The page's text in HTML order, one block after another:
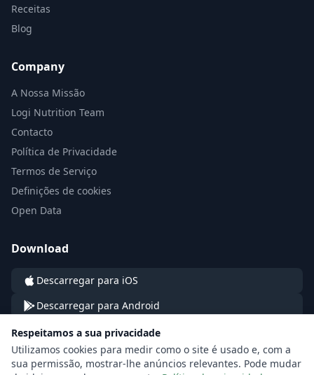
Receitas
Blog
Company
A Nossa Missão
Logi Nutrition Team
Contacto
Política de Privacidade
Termos de Serviço
Definições de cookies
Open Data
Download
Descarregar para iOS
Descarregar para Android
Respeitamos a sua privacidade
Utilizamos cookies para medir como o site é usado e, com a
sua permissão, mostrar-lhe anúncios relevantes. Pode mudar